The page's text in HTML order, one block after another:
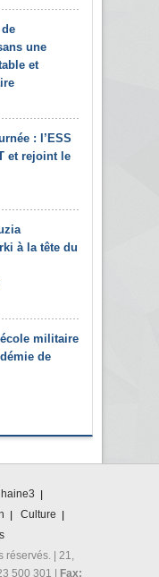
une
et
: l’ESS
et rejoint le
à la tête du
militaire
de
Culture
| 21,
500 301 | Fax: